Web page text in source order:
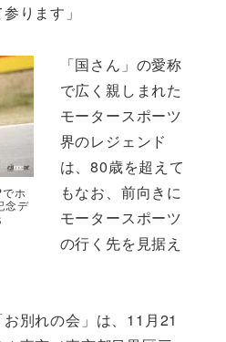
ります」
ホ
念デ
「国さん」の愛称
で広く親しまれた
モータースポーツ
界のレジェンド
は、80歳を超えて
もなお、前向きに
モータースポーツ
の行く先を見据え
別れの会」は、11月21